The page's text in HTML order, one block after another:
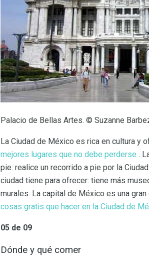
Palacio de Bellas Artes. © Suzanne
La Ciudad de México es rica en cultura y
mejores lugares que no debe perderse .
pie: realice un recorrido a pie por la
ciudad tiene para ofrecer: tiene más
murales. La capital de México es una
cosas gratis que hacer en la Ciudad de
05 de 09
Dónde y qué comer